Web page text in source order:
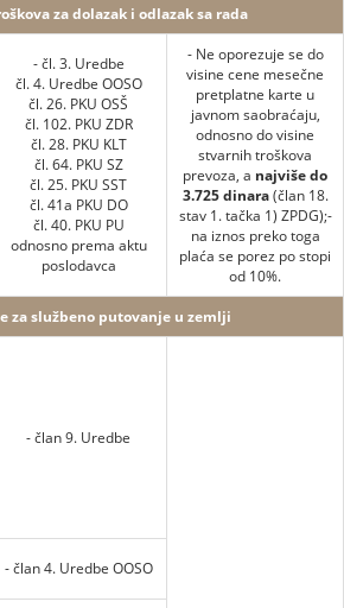
za dolazak i odlazak sa rada
- čl. 3. Uredbe
čl. 4. Uredbe OOSO
čl. 26. PKU OSŠ
čl. 102. PKU ZDR
čl. 28. PKU KLT
čl. 64. PKU SZ
čl. 25. PKU SST
čl. 41a PKU DO
čl. 40. PKU PU
odnosno prema aktu
poslodavca
- Ne oporezuje se do
visine cene mesečne
pretplatne karte u
javnom saobraćaju,
odnosno do visine
stvarnih troškova
prevoza, a najviše do
3.725 dinara(član 18.
stav 1. tačka 1) ZPDG);-
na iznos preko toga
plaća se porez po stopi
od 10%.
za službeno putovanje u zemlji
- član 9. Uredbe
- član 4. Uredbe OOSO